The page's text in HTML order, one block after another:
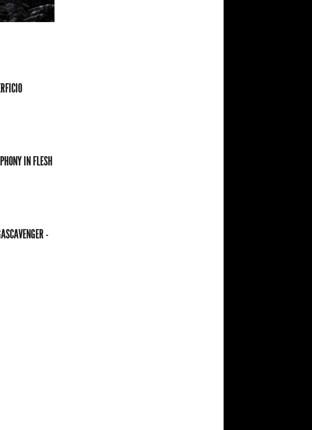
IN FLESH
-